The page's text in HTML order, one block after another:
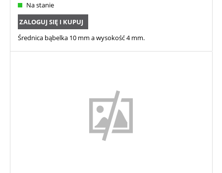
Na stanie
ZALOGUJ SIĘ I KUPUJ
Średnica bąbelka 10 mm a wysokość 4 mm.